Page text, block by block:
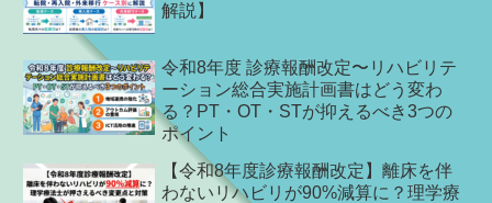
解説】
令和8年度 診療報酬改定〜リハビリテ
ーション総合実施計画書はどう変わ
る？PT・OT・STが抑えるべき3つの
ポイント
【令和8年度診療報酬改定】離床を伴
わないリハビリが90%減算に？理学療